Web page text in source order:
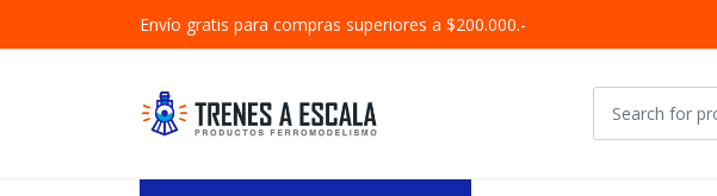
Envío gratis para compras superiores a $200.000.-